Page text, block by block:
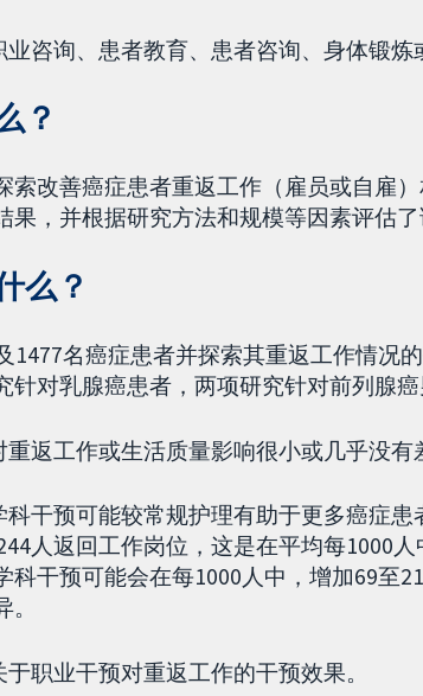
咨询、患者教育、患者咨询、身体锻炼
？
索改善癌症患者重返工作（雇员或自雇
果，并根据研究方法和规模等因素评估了
么？
1477名癌症患者并探索其重返工作情况
针对乳腺癌患者，两项研究针对前列腺癌
返工作或生活质量影响很小或几乎没有
科干预可能较常规护理有助于更多癌症
人返回工作岗位，这是在平均每1000
科干预可能会在每1000人中，增加69至
职业干预对重返工作的干预效果。